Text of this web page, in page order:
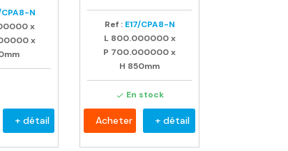
CPA8-N
x
x
+ détail
Ref : E17/CPA8-N
L 800.000000 x
P 700.000000x
H 850mm
 En stock
Acheter + détail